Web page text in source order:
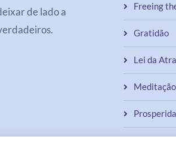
de lado a
Freeing
Gratidão
Lei da
Meditação